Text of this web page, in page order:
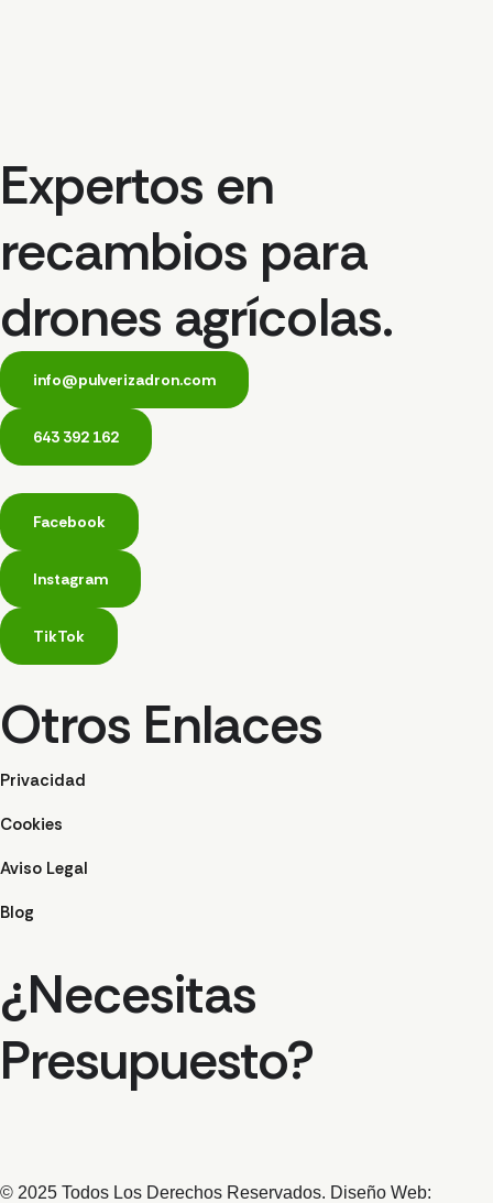
Expertos en
recambios para
drones agrícolas.
info@pulverizadron.com
643 392 162
Facebook
Instagram
TikTok
Otros Enlaces
Privacidad
Cookies
Aviso Legal
Blog
¿Necesitas
Presupuesto?
© 2025 Todos Los Derechos Reservados. Diseño Web: